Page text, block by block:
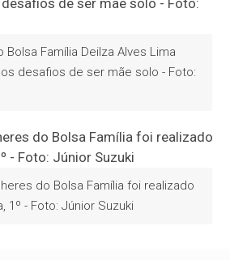
Bolsa Família Deilza Alves Lima
desafios de ser mãe solo - Foto:
do Bolsa Família foi realizado
1º - Foto: Júnior Suzuki